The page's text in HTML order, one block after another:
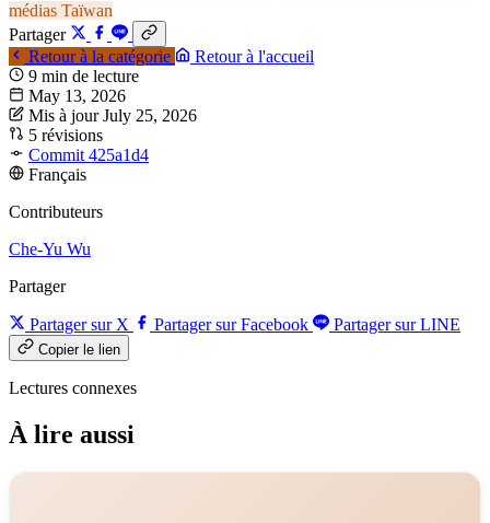
médias Taïwan
Partager
Retour à la catégorie
Retour à l'accueil
9 min de lecture
May 13, 2026
Mis à jour July 25, 2026
5 révisions
Commit 425a1d4
Français
Contributeurs
Che-Yu Wu
Partager
Partager sur X Partager sur Facebook Partager sur LINE
Copier le lien
Lectures connexes
À lire aussi